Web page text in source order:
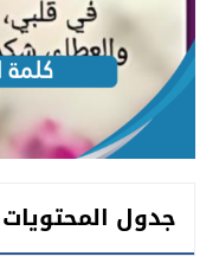
جدول المحتويات